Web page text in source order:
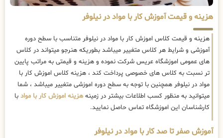
هزینه و قیمت آموزش کار با مواد در نیلوفر
هزینه و قیمت کلاس اموزش کار با مواد در نیلوفر متناسب با سطح دوره
آموزشی و شرایط هر کلاس متغییر میباشد بطوریکه هنرجو میتواند در کلاس
های عمومی اموزشگاه عریس شرکت نموده و هزینه و قیمتی به مراتب پایین
تر نسبت به کلاس های خصوصی پرداخت کند ، هزینه کلاس اموزش کار با
مواد در نیلوفر همچنین با توجه به سطح دوره اموزشی متغییر میباشد ، شما
میتوانید به منظور کسب اطلاعات بیشتر در زمینه هزینه اموزش کار با مواد با
کارشناسان این اموزشگاه تماس حاصل نمایید.
آموزش صفر تا صد کار با مواد در نیلوفر